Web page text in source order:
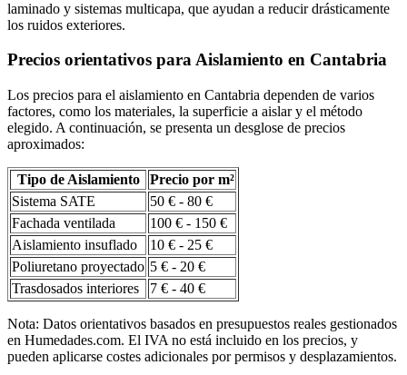
laminado y sistemas multicapa, que ayudan a reducir drásticamente
los ruidos exteriores.
Precios orientativos para Aislamiento en Cantabria
Los precios para el aislamiento en Cantabria dependen de varios
factores, como los materiales, la superficie a aislar y el método
elegido. A continuación, se presenta un desglose de precios
aproximados:
Tipo de Aislamiento
Precio por m²
Sistema SATE
50 € - 80 €
Fachada ventilada
100 € - 150 €
Aislamiento insuflado
10 € - 25 €
Poliuretano proyectado 5 € - 20 €
Trasdosados interiores
7 € - 40 €
Nota: Datos orientativos basados en presupuestos reales gestionados
en Humedades.com. El IVA no está incluido en los precios, y
pueden aplicarse costes adicionales por permisos y desplazamientos.